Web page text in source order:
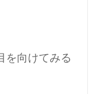
を向けてみる